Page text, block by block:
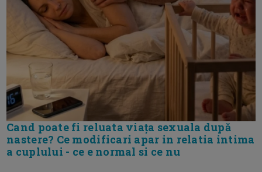
Cand poate fi reluata viața sexuala după
nastere? Ce modificari apar in relatia intima
a cuplului - ce e normal si ce nu